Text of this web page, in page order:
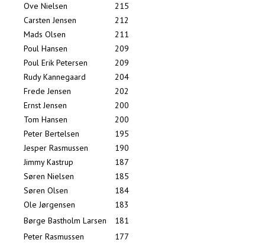
Ove Nielsen
215
Carsten Jensen
212
Mads Olsen
211
Poul Hansen
209
Poul Erik Petersen
209
Rudy Kannegaard
204
Frede Jensen
202
Ernst Jensen
200
Tom Hansen
200
Peter Bertelsen
195
Jesper Rasmussen
190
Jimmy Kastrup
187
Søren Nielsen
185
Søren Olsen
184
Ole Jørgensen
183
Børge Bastholm Larsen
181
Peter Rasmussen
177